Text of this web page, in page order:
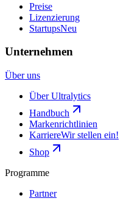
Preise
Lizenzierung
StartupsNeu
Unternehmen
Über uns
Über Ultralytics
Handbuch
Markenrichtlinien
KarriereWir stellen ein!
Shop
Programme
Partner